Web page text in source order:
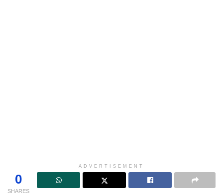
ADVERTISEMENT
0
SHARES